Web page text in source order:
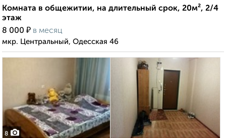
Комната в общежитии, на длительный срок, 20м², 2/4
этаж
8 000 ₽ в месяц
мкр. Центральный, Одесская 46
8